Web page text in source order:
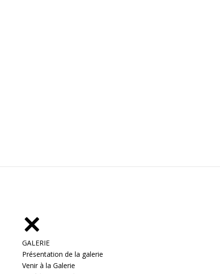
GALERIE
Présentation de la galerie
Venir à la Galerie